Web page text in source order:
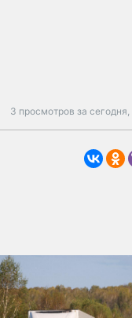
3 просмотров за сегодня,